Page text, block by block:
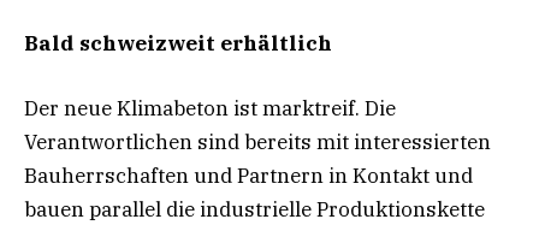
Bald schweizweit erhältlich
Der neue Klimabeton ist marktreif. Die
Verantwortlichen sind bereits mit interessierten
Bauherrschaften und Partnern in Kontakt und
bauen parallel die industrielle Produktionskette